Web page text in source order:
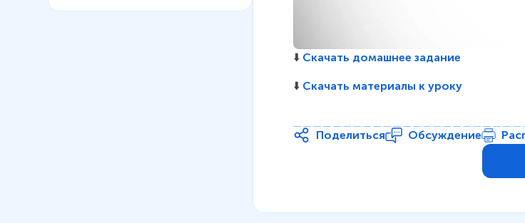
⬇️ Скачать домашнее задание
⬇️ Скачать материалы к уроку
Поделиться Обсуждение